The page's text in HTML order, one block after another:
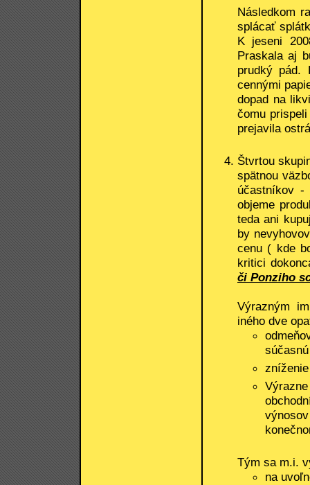
Následkom
splácať
K jeseni
Praskala aj
prudký pád.
cennými
dopad na
čomu
prejavila
Štvrtou
spätnou
účastníkov
objeme
teda ani
by
cenu ( kde
kritici
či Ponziho
Výrazným
iného dve
Tým sa m.i.
na